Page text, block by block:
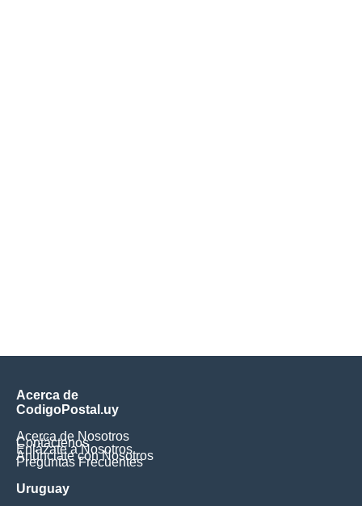
Acerca de
CodigoPostal.uy
Acerca de Nosotros
Contáctenos
Enlázate a Nosotros
Anúnciate con Nosotros
Preguntas Frecuentes
Uruguay